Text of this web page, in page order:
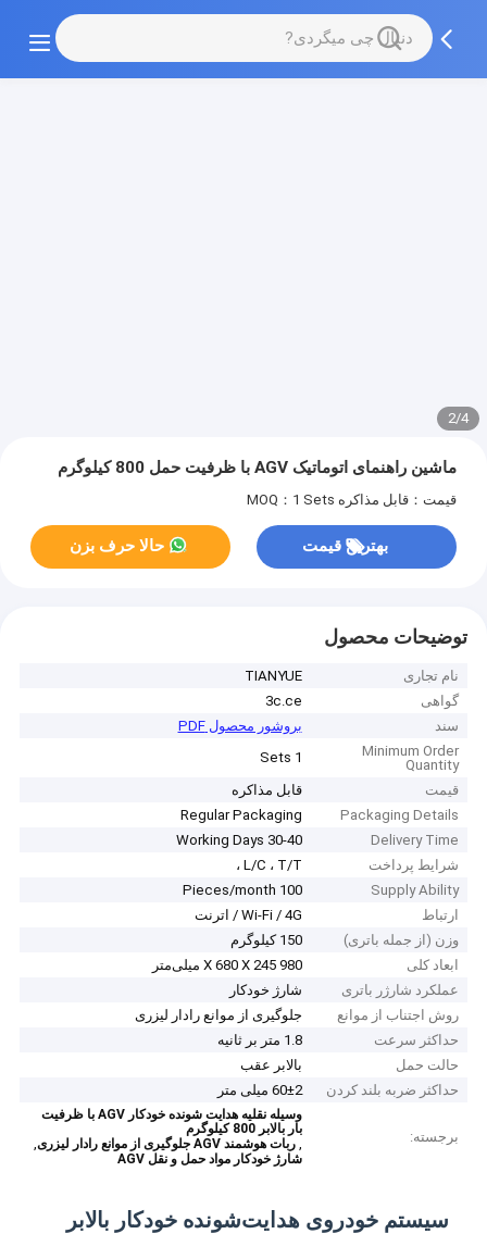
2/4
ماشین راهنمای اتوماتیک AGV با ظرفیت حمل 800 کیلوگرم
قیمت：قابل مذاکره MOQ：1 Sets
بهترین قیمت حالا حرف بزن
توضیحات محصول
نام تجاری
TIANYUE
گواهی
3c.ce
سند
بروشور محصول PDF
Minimum Order
Quantity
1 Sets
قیمت
قابل مذاکره
Packaging Details
Regular Packaging
Delivery Time
30-40 Working Days
شرایط پرداخت
L/C ، T/T ،
Supply Ability
100 Pieces/month
ارتباط
Wi-Fi / 4G / اترنت
وزن (از جمله باتری)
150 کیلوگرم
ابعاد کلی
980 X 680 X 245 میلی‌متر
عملکرد شارژر باتری
شارژ خودکار
روش اجتناب از موانع
جلوگیری از موانع رادار لیزری
حداکثر سرعت
1.8 متر بر ثانیه
حالت حمل
بالابر عقب
حداکثر ضربه بلند کردن
60±2 میلی متر
برجسته:
وسیله نقلیه هدایت شونده خودکار AGV با ظرفیت
بار بالابر 800 کیلوگرم
,ربات هوشمند AGV جلوگیری از موانع رادار لیزری ,
شارژ خودکار مواد حمل و نقل AGV
سیستم خودروی هدایت‌شونده خودکار بالابر